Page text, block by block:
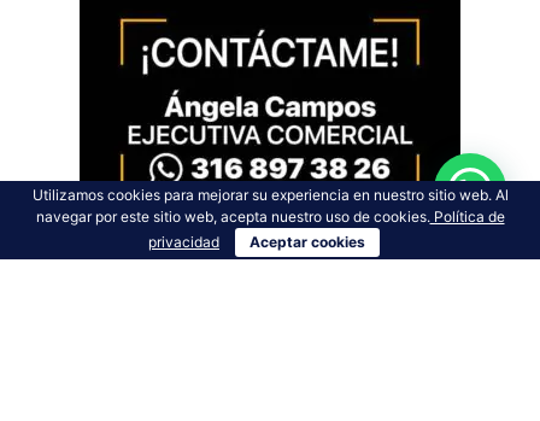
Utilizamos cookies para mejorar su experiencia en nuestro sitio web. Al
navegar por este sitio web, acepta nuestro uso de cookies.Política de
privacidad
Aceptar cookies